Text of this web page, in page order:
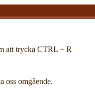
att trycka CTRL + R
oss omgående.